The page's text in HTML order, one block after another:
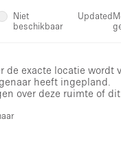
Niet
beschikbaar
Updated
de exacte locatie wordt
heeft ingepland.
over deze ruimte of